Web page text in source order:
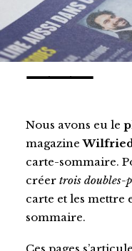
⸻
Nous avons eu le
magazine
carte-sommaire.
créer trois doubles-
carte et les mettre
sommaire.